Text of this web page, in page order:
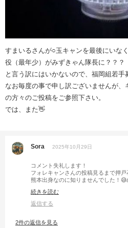
すまいるさんが○玉キャンを最後にいな
役（最年少）がみずきゃん隊長に？？？
と言う訳にはいかないので、福岡組若手
なお毎度の事で申し訳ございませんが
の方々のご投稿をご参照下さい。
では、また👋
Sora 2025年10月29日
コメント失礼します！
フォレキャンさんの投稿見るまで押
熊本出身なのに知りませんでした！
ちなみになんですがYouTubeも拝見し
って、どうやって作ってるんですか？
続きを読む
返信する
2件の返信を見る